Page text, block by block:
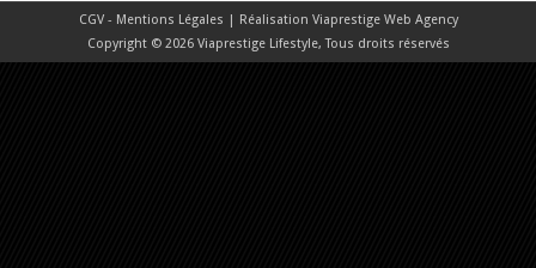
CGV - Mentions Légales | Réalisation Viaprestige Web Agency
Copyright © 2026 Viaprestige Lifestyle, Tous droits réservés